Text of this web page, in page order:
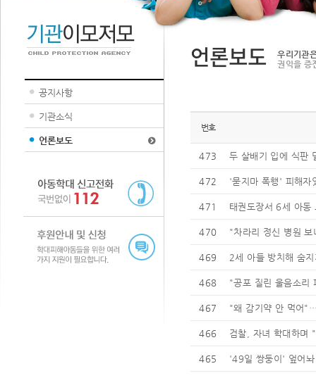
공지사항
기관소식
언론보도
언론보도
우리기관
권익을 증
번호
473 두 살배기 입에 식판
472 '묻지마 폭행' 피해자
471 태권도장서 6세 아
470 "차라리 정신 병원
469 2세 아들 방치해 숨
468 "공포 질린 울음소리
467 "왜 감기약 안 먹어
466 검찰, 자녀 학대하며
465 '49일 쌍둥이' 엎어